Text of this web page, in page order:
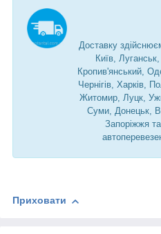
Доставку
Київ,
Кропив'янський,
Чернігів, Харків,
Житомир, Луцк,
Суми, Донецьк,
Запоріжжя
Приховати